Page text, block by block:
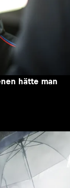
hätte man